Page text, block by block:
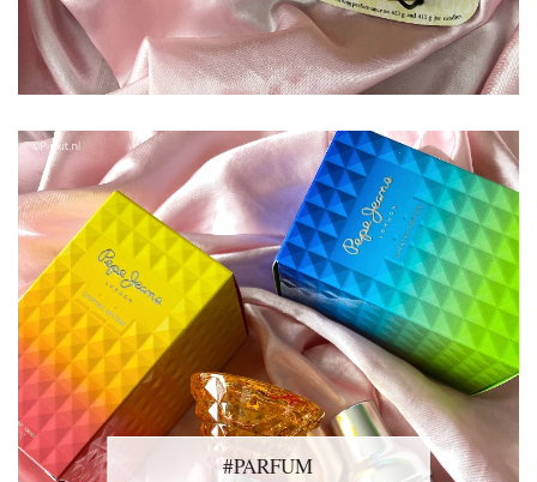
#PARFUM